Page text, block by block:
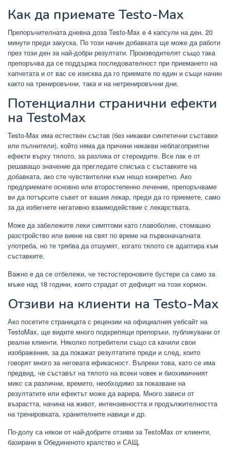
Как да приемате Testo-Max
Препоръчителната дневна доза Testo-Max е 4 капсули на ден, 20
минути преди закуска. По този начин добавката ще може да работи
през този ден за най-добри резултати. Производителят също така
препоръчва да се поддържа последователност при приемането на
хапчетата и от вас се изисква да го приемате по един и същи начин
както на тренировъчни, така и на нетренировъчни дни.
Потенциални странични ефекти
на TestoMax
Testo-Max има естествен състав (без никакви синтетични съставки
или пълнители), който няма да причини никакви неблагоприятни
ефекти върху тялото, за разлика от стероидите. Все пак е от
решаващо значение да прегледате списъка с съставките на
добавката, ако сте чувствителни към нещо конкретно. Ако
предприемате основно или второстепенно лечение, препоръчваме
ви да потърсите съвет от вашия лекар, преди да го приемете, само
за да избегнете негативно взаимодействие с лекарствата.
Може да забележите леки симптоми като главоболие, стомашно
разстройство или виене на свят по време на първоначалната
употреба, но те трябва да отшумят, когато тялото се адаптира към
съставките.
Важно е да се отбележи, че тестостероновите бустери са само за
мъже над 18 години, които страдат от дефицит на този хормон.
Отзиви на клиенти на Testo-Max
Ако посетите страницата с рецензии на официалния уебсайт на
TestoMax, ще видите много подкрепящи препоръки, публикувани от
реални клиенти. Няколко потребители също са качили свои
изображения, за да покажат резултатите преди и след, които
говорят много за неговата ефикасност. Въпреки това, като се има
предвид, че съставът на тялото на всеки човек и биохимичният
микс са различни, времето, необходимо за показване на
резултатите или ефектът може да варира. Много зависи от
възрастта, начина на живот, интензивността и продължителността
на тренировката, хранителните навици и др.
По-долу са някои от най-добрите отзиви за TestoMax от клиенти,
базирани в Обединеното кралство и САЩ.